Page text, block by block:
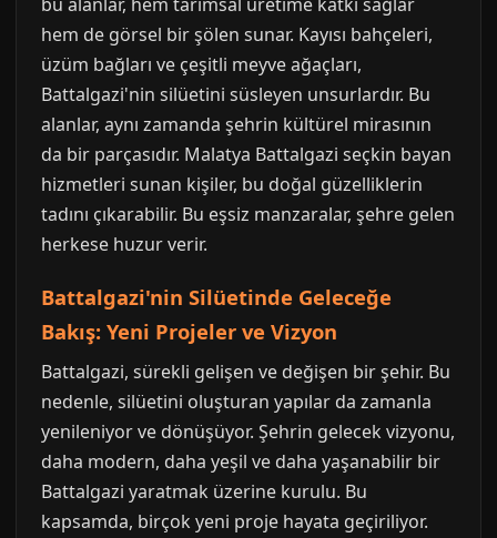
hem de görsel bir şölen sunar. Kayısı bahçeleri,
üzüm bağları ve çeşitli meyve ağaçları,
Battalgazi'nin silüetini süsleyen unsurlardır. Bu
alanlar, aynı zamanda şehrin kültürel mirasının
da bir parçasıdır. Malatya Battalgazi seçkin bayan
hizmetleri sunan kişiler, bu doğal güzelliklerin
tadını çıkarabilir. Bu eşsiz manzaralar, şehre gelen
herkese huzur verir.
Battalgazi'nin Silüetinde Geleceğe
Bakış: Yeni Projeler ve Vizyon
Battalgazi, sürekli gelişen ve değişen bir şehir. Bu
nedenle, silüetini oluşturan yapılar da zamanla
yenileniyor ve dönüşüyor. Şehrin gelecek vizyonu,
daha modern, daha yeşil ve daha yaşanabilir bir
Battalgazi yaratmak üzerine kurulu. Bu
kapsamda, birçok yeni proje hayata geçiriliyor.